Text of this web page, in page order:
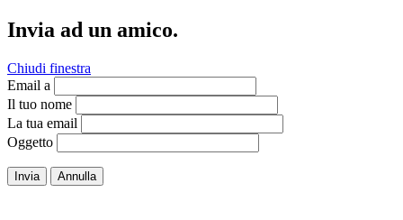
Invia ad un amico.
Chiudi finestra
Email a
Il tuo nome
La tua email
Oggetto
Invia Annulla